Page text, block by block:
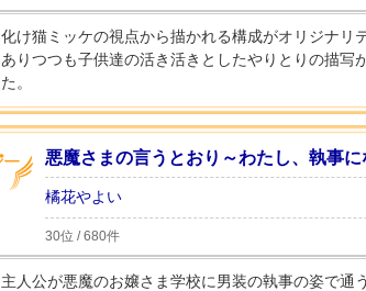
化け猫ミッケの視点から描かれる構成がオリジナリ
ありつつも子供達の活き活きとしたやりとりの描写
た。
悪魔さまの言うとおり～わたし、執事に
橘花やよい
30位 / 680件
主人公が悪魔のお嬢さま学校に男装の執事の姿で通